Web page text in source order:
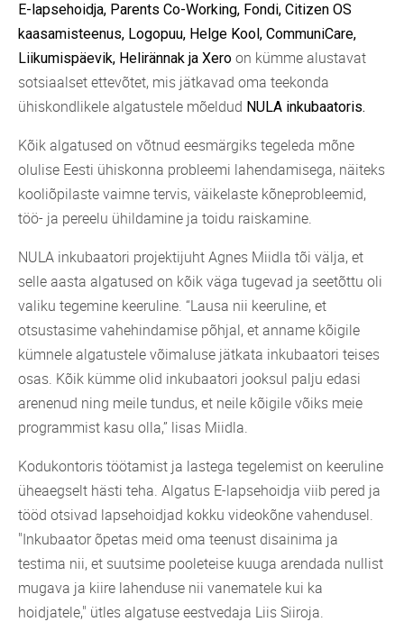
E-lapsehoidja, Parents Co-Working, Fondi, Citizen OS
kaasamisteenus, Logopuu, Helge Kool, CommuniCare,
Liikumispäevik, Helirännak ja Xero on kümme alustavat
sotsiaalset ettevõtet, mis jätkavad oma teekonda
ühiskondlikele algatustele mõeldud NULA inkubaatoris.
Kõik algatused on võtnud eesmärgiks tegeleda mõne
olulise Eesti ühiskonna probleemi lahendamisega, näiteks
kooliõpilaste vaimne tervis, väikelaste kõneprobleemid,
töö- ja pereelu ühildamine ja toidu raiskamine.
NULA inkubaatori projektijuht Agnes Miidla tõi välja, et
selle aasta algatused on kõik väga tugevad ja seetõttu oli
valiku tegemine keeruline. “Lausa nii keeruline, et
otsustasime vahehindamise põhjal, et anname kõigile
kümnele algatustele võimaluse jätkata inkubaatori teises
osas. Kõik kümme olid inkubaatori jooksul palju edasi
arenenud ning meile tundus, et neile kõigile võiks meie
programmist kasu olla,” lisas Miidla.
Kodukontoris töötamist ja lastega tegelemist on keeruline
üheaegselt hästi teha. Algatus E-lapsehoidja viib pered ja
tööd otsivad lapsehoidjad kokku videokõne vahendusel.
"Inkubaator õpetas meid oma teenust disainima ja
testima nii, et suutsime pooleteise kuuga arendada nullist
mugava ja kiire lahenduse nii vanematele kui ka
hoidjatele," ütles algatuse eestvedaja Liis Siiroja.